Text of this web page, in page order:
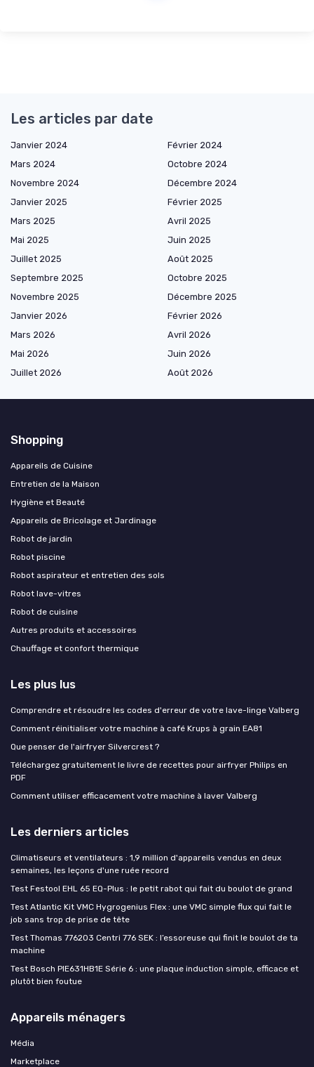
Les articles par date
Janvier 2024
Février 2024
Mars 2024
Octobre 2024
Novembre 2024
Décembre 2024
Janvier 2025
Février 2025
Mars 2025
Avril 2025
Mai 2025
Juin 2025
Juillet 2025
Août 2025
Septembre 2025
Octobre 2025
Novembre 2025
Décembre 2025
Janvier 2026
Février 2026
Mars 2026
Avril 2026
Mai 2026
Juin 2026
Juillet 2026
Août 2026
Shopping
Appareils de Cuisine
Entretien de la Maison
Hygiène et Beauté
Appareils de Bricolage et Jardinage
Robot de jardin
Robot piscine
Robot aspirateur et entretien des sols
Robot lave-vitres
Robot de cuisine
Autres produits et accessoires
Chauffage et confort thermique
Les plus lus
Comprendre et résoudre les codes d'erreur de votre lave-linge Valberg
Comment réinitialiser votre machine à café Krups à grain EA81
Que penser de l'airfryer Silvercrest ?
Téléchargez gratuitement le livre de recettes pour airfryer Philips en
PDF
Comment utiliser efficacement votre machine à laver Valberg
Les derniers articles
Climatiseurs et ventilateurs : 1,9 million d'appareils vendus en deux
semaines, les leçons d'une ruée record
Test Festool EHL 65 EQ-Plus : le petit rabot qui fait du boulot de grand
Test Atlantic Kit VMC Hygrogenius Flex : une VMC simple flux qui fait le
job sans trop de prise de tête
Test Thomas 776203 Centri 776 SEK : l’essoreuse qui finit le boulot de ta
machine
Test Bosch PIE631HB1E Série 6 : une plaque induction simple, efficace et
plutôt bien foutue
Appareils ménagers
Média
Marketplace